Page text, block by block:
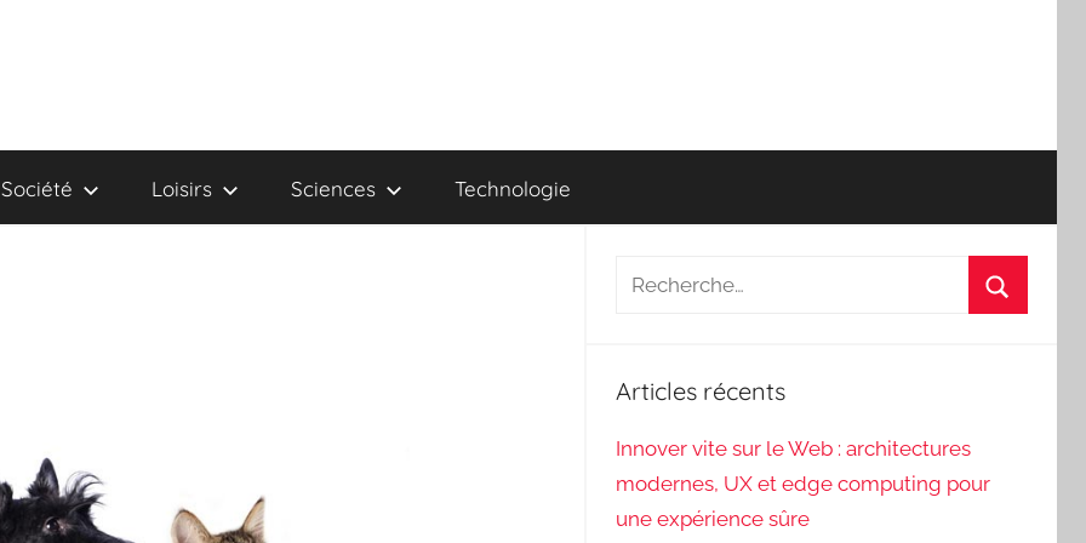
Société Loisirs Sciences Technologie
Recherche
Articles récents
Innover vite sur le Web : architectures
modernes, UX et edge computing pour
une expérience sûre